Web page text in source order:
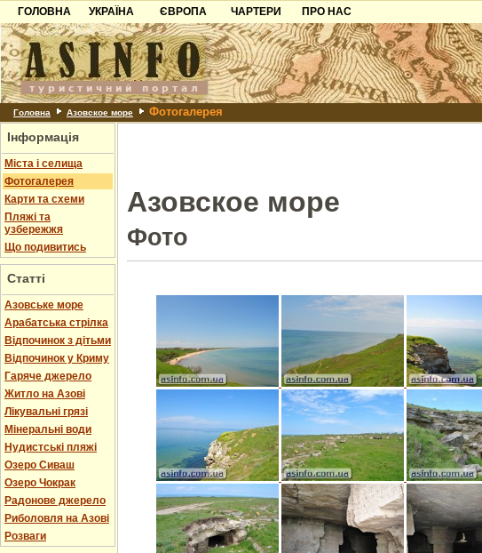
ГОЛОВНА
УКРАЇНА
Карпати
Азов
Причорноморря
Шацьк
ЄВРОПА
Чорногорія
Хорватія
Болгарія
Албанія
ЧАРТЕРИ
ПРО НАС
Контакти
Партнерам
Додати готель
Головна Азовское море Фотогалерея
Інформація
Міста і селища
Фотогалерея
Карти та схеми
Пляжі та
узбережжя
Що подивитись
Статті
Азовське море
Арабатська стрілка
Відпочинок з дітьми
Відпочинок у Криму
Гаряче джерело
Житло на Азові
Лікувальні грязі
Мінеральні води
Нудистські пляжі
Озеро Сиваш
Озеро Чокрак
Радонове джерело
Риболовля на Азові
Розваги
Азовское море
Фото